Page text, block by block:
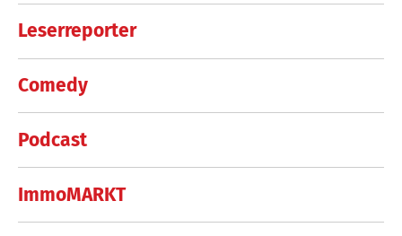
Leserreporter
Comedy
Podcast
ImmoMARKT